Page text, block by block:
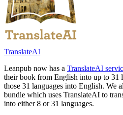
TranslateAI
Leanpub now has a TranslateAI
their book from English into up to 31
those 31 languages into English. We
bundle which uses TranslateAI to
into either 8 or 31 languages.